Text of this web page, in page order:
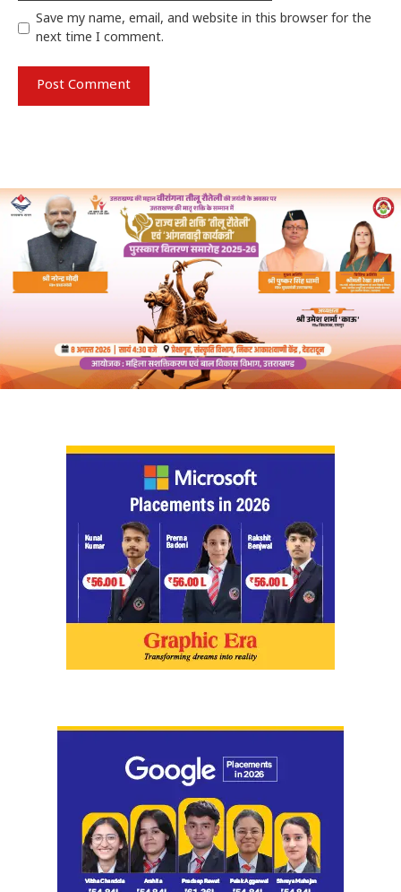
Save my name, email, and website in this browser for the
next time I comment.